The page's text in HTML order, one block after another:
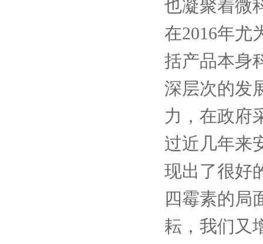
也凝聚着微
在2016年尤
括产品本身
深层次的发
力，在政府
过近几年来
现出了很好
四霉素的局
耘，我们又